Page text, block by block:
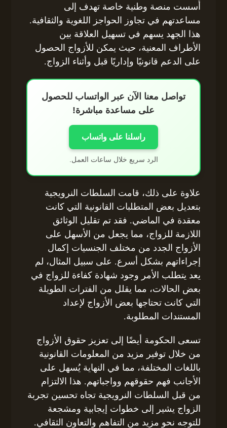
أُسست منصة وطنية خاصة تهدف إلى
مساعدتهم في تجاوز الحواجز اللغوية والثقافية.
هذا الجهد يسهم في تسهيل العلاقة بين
الأطراف المعنية، حيث يمكن للأزواج الحصول
على الدعم قانونيًا وإداريًا قبل وأثناء الزواج.
تواصل معنا الآن عبر الواتساب للحصول
على مساعدة مباشرة!
راسلنا على واتساب
الرد سريع خلال ساعات العمل.
علاوة على ذلك، قامت السلطات النرويجية
بتعديل بعض المتطلبات القانونية التي كانت
معقدة في الماضي. فقد تم تقليل الوثائق
اللازمة للزواج، مما يجعل من الأسهل على
الأزواج الجدد من مختلف الجنسيات إكمال
إجراءاتهم بشكل أسرع. على سبيل المثال، لم
يعد يتطلب الأمر وجود شهادة كفاءة للزواج في
بعض الحالات، مما يقلل من الفترات الطويلة
التي كانت تحتاجها بعض الأزواج لإعداد
المستندات المطلوبة.
تسعى الحكومة أيضًا إلى تعزيز حقوق الأزواج
من خلال توفير مزيد من المعلومات القانونية
باللغات المختلفة، مما في النهاية يُسهل على
الأجانب فهم حقوقهم وواجباتهم. هذا الالتزام
من قبل السلطات النرويجية تجاه تحسين تجربة
الزواج يشير إلى خطوات إيجابية ومشجعة
للتوجه نحو مزيد من التفاهم والتعاون الثقافي.